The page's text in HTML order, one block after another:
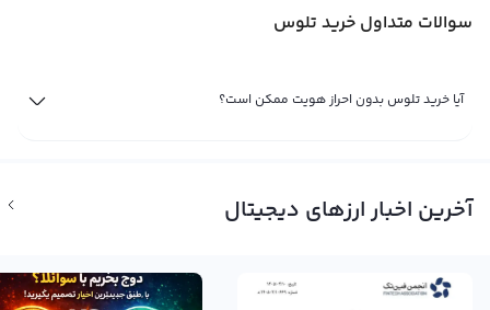
کریپتوکارنسی به نوعی دارای ریسک و خطر می‌باشد. بنابراین، تحقیق و بررسی دقیق
دیجیتال معمولی است. در واقع، تلوس به عنوان یک شبکه بلاکچین قدرتمند به
سوالات متداول خرید تلوس
آیا خرید تلوس بدون احراز هویت ممکن است؟
آخرین اخبار ارزهای دیجیتال